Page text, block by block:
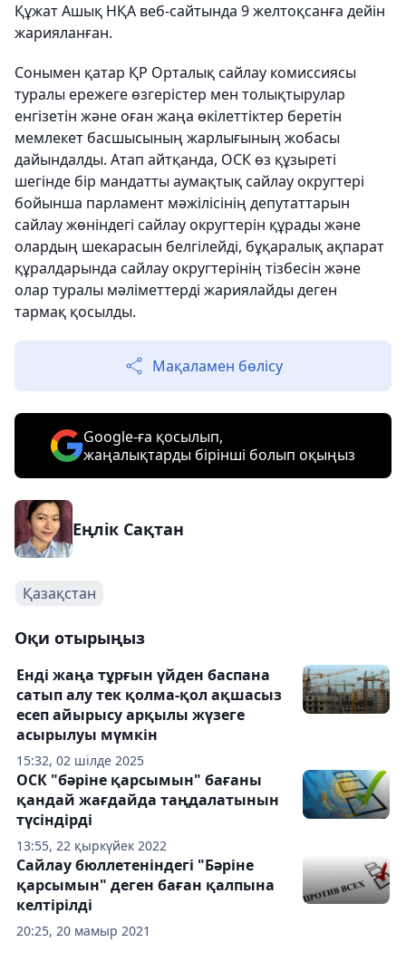
Құжат Ашық НҚА веб-сайтында 9 желтоқсанға дейін
жарияланған.
Сонымен қатар ҚР Орталық сайлау комиссиясы
туралы ережеге өзгерістер мен толықтырулар
енгізетін және оған жаңа өкілеттіктер беретін
мемлекет басшысының жарлығының жобасы
дайындалды. Атап айтқанда, ОСК өз құзыреті
шегінде бір мандатты аумақтық сайлау округтері
бойынша парламент мәжілісінің депутаттарын
сайлау жөніндегі сайлау округтерін құрады және
олардың шекарасын белгілейді, бұқаралық ақпарат
құралдарында сайлау округтерінің тізбесін және
олар туралы мәліметтерді жариялайды деген
тармақ қосылды.
Мақаламен бөлісу
Google-ға қосылып,
жаңалықтарды бірінші болып оқыңыз
Еңлік Сақтан
Қазақстан
Оқи отырыңыз
15:32, 02 шілде 2025
Енді жаңа тұрғын үйден баспана
сатып алу тек қолма-қол ақшасыз
есеп айырысу арқылы жүзеге
асырылуы мүмкін
13:55, 22 қыркүйек 2022
ОСК "бәріне қарсымын" бағаны
қандай жағдайда таңдалатынын
түсіндірді
20:25, 20 мамыр 2021
Сайлау бюллетеніндегі "Бәріне
қарсымын" деген баған қалпына
келтірілді